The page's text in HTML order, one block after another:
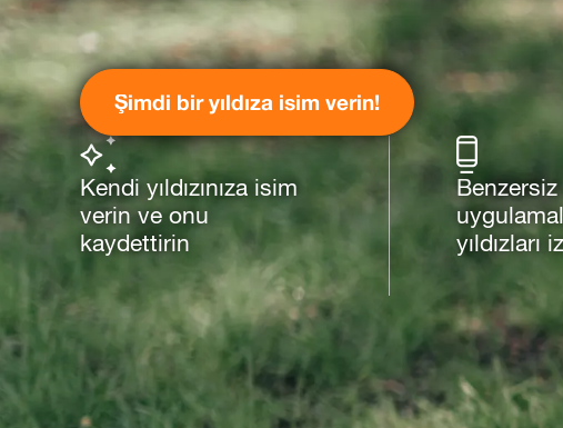
Şimdi bir yıldıza isim verin!
Kendi yıldızınıza isim
verin ve onu
kaydettirin
Benzersiz
yıldızları